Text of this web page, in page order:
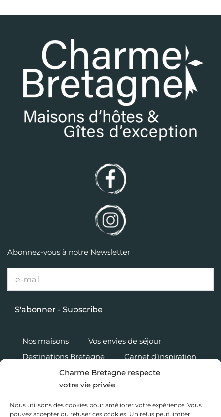
Charme Bretagne respecte
votre vie privée
Nous utilisons des cookies pour améliorer votre expérience. Vous
pouvez accepter ou refuser ces cookies. Un refus peut limiter
Abonnez-vous à notre Newsletter
Nos maisons
Vos envies de séjour
Destinations Bretagne
Carnet d’inspiration
Charme Bretagne
Mentions légales